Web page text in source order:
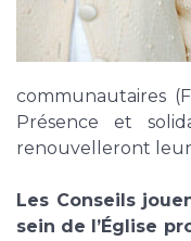
communautaires
Présence et
renouvelleront
Les Conseils
sein de l’Église